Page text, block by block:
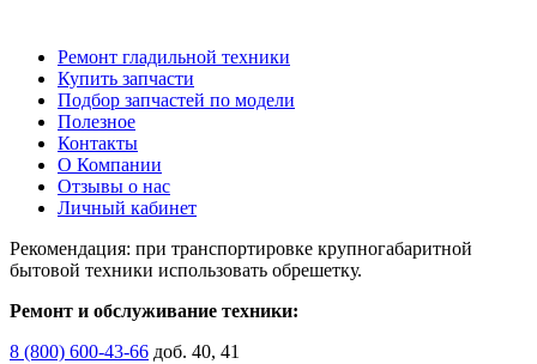
Ремонт гладильной техники
Купить запчасти
Подбор запчастей по модели
Полезное
Контакты
О Компании
Отзывы о нас
Личный кабинет
Рекомендация: при транспортировке крупногабаритной
бытовой техники использовать обрешетку.
Ремонт и обслуживание техники:
8 (800) 600-43-66 доб. 40, 41